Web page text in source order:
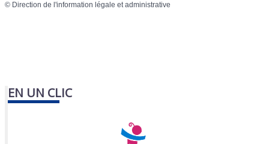
© Direction de l'information légale et administrative
EN UN CLIC